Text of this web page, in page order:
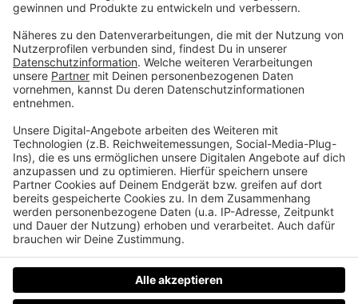
einfach klein - Hallo Selbstwert?!
#6 Grow Your Power Podcast - Energie im
Winter - Wie du diese Zeit für dich nutzt
#5 Grow Your Power Podcast - Eine bewusste
Entscheidung für deine Energie
#4 Grow Your Power Podcast - Wenn das
Leben auf die Bremse steigt...
#1 Grow Your Power Podcast - Ist die
Weihnachtszeit wirklich unser Säbelzahntiger?
DatenschutzImpressumAGBsJobsKontaktWerben